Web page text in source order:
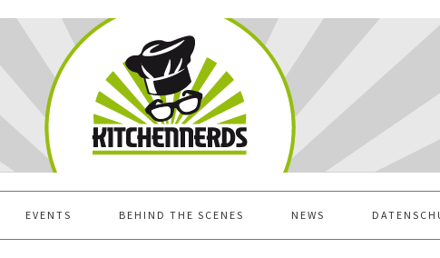
EVENTS BEHIND THE SCENES NEWS